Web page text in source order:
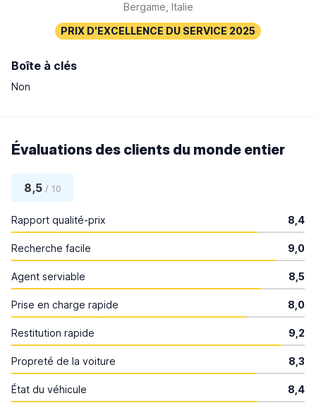
Bergame, Italie
Boîte à clés
Non
Évaluations des clients du monde entier
8,5/ 10
Rapport qualité-prix 8,4
Recherche facile 9,0
Agent serviable 8,5
Prise en charge rapide 8,0
Restitution rapide 9,2
Propreté de la voiture 8,3
État du véhicule 8,4